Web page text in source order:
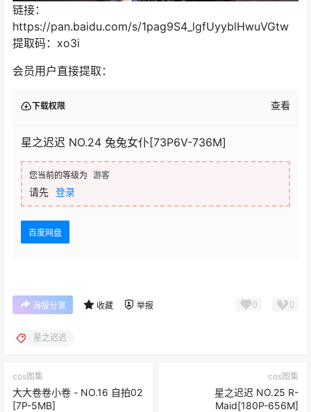
链接：
https://pan.baidu.com/s/1pag9S4_lgfUyyblHwuVGtw
提取码：xo3i
会员用户直接提取：
下载权限 查看
星之迟迟 NO.24 兔兔女仆[73P6V-736M]
您当前的等级为 游客
请先 登录
百度网盘
海报分享 收藏 举报 0 0
星之迟迟
cos图集
大大卷卷小卷 - NO.16 自拍02
[7P-5MB]
cos图集
星之迟迟 NO.25 R-
Maid[180P-656M]